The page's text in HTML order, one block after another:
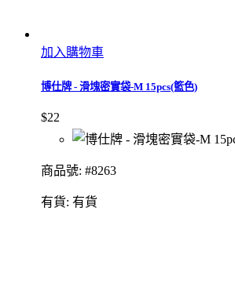
加入購物車
博仕牌 - 滑塊密實袋-M 15pcs(籃色)
$22
商品號: #8263
有貨: 有貨